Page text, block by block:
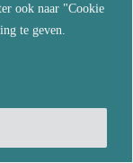
ook naar "Cookie
te geven.
overal
wat dit...